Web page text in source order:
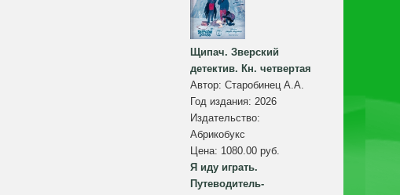
Щипач. Зверский
детектив. Кн. четвертая
Автор: Старобинец А.А.
Год издания: 2026
Издательство:
Абрикобукс
Цена: 1080.00 руб.
Я иду играть.
Путеводитель-